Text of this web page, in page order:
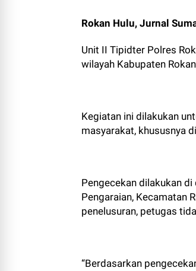
Rokan Hulu, Jurnal
Unit II Tipidter Polres
wilayah Kabupaten
Kegiatan ini dilakukan
masyarakat, khususnya
Pengecekan dilakukan di
Pengaraian, Kecamatan
penelusuran, petugas
“Berdasarkan